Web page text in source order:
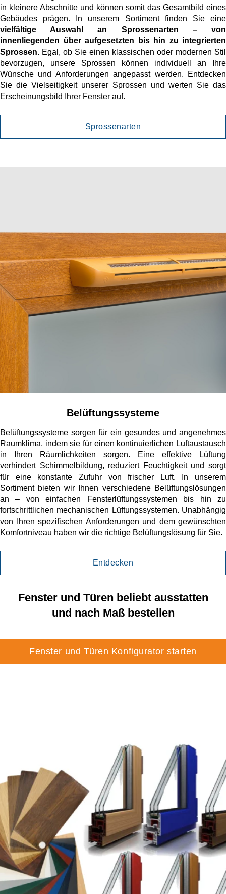
in kleinere Abschnitte und können somit das Gesamtbild eines
Gebäudes prägen. In unserem Sortiment finden Sie eine
vielfältige Auswahl an Sprossenarten – von
innenliegenden über aufgesetzten bis hin zu integrierten
Sprossen. Egal, ob Sie einen klassischen oder modernen Stil
bevorzugen, unsere Sprossen können individuell an Ihre
Wünsche und Anforderungen angepasst werden. Entdecken
Sie die Vielseitigkeit unserer Sprossen und werten Sie das
Erscheinungsbild Ihrer Fenster auf.
Sprossenarten
Belüftungssysteme
Belüftungssysteme sorgen für ein gesundes und angenehmes
Raumklima, indem sie für einen kontinuierlichen Luftaustausch
in Ihren Räumlichkeiten sorgen. Eine effektive Lüftung
verhindert Schimmelbildung, reduziert Feuchtigkeit und sorgt
für eine konstante Zufuhr von frischer Luft. In unserem
Sortiment bieten wir Ihnen verschiedene Belüftungslösungen
an – von einfachen Fensterlüftungssystemen bis hin zu
fortschrittlichen mechanischen Lüftungssystemen. Unabhängig
von Ihren spezifischen Anforderungen und dem gewünschten
Komfortniveau haben wir die richtige Belüftungslösung für Sie.
Entdecken
Fenster und Türen beliebt ausstatten
und nach Maß bestellen
Fenster und Türen Konfigurator starten